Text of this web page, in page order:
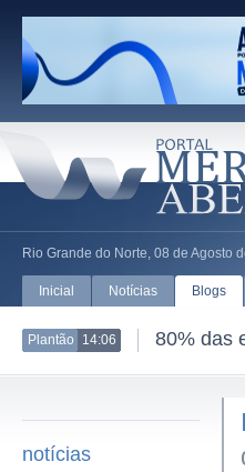
Rio Grande do Norte, 08 de Agosto
Inicial Notícias Blogs
Plantão 14:06 80% das
notícias